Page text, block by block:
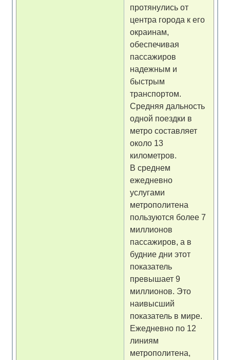
протянулись от
центра города к его
окраинам,
обеспечивая
пассажиров
надежным и
быстрым
транспортом.
Средняя дальность
одной поездки в
метро составляет
около 13
километров.
В среднем
ежедневно
услугами
метрополитена
пользуются более 7
миллионов
пассажиров, а в
будние дни этот
показатель
превышает 9
миллионов. Это
наивысший
показатель в мире.
Ежедневно по 12
линиям
метрополитена,